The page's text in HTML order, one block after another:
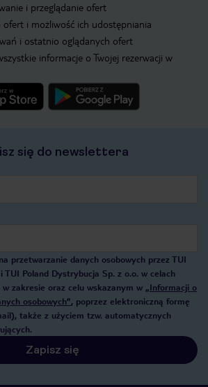
i przeglądanie ofert
i możliwość ich udostępniania
i ostatnio oglądanych ofert
informacje o Twojej rezerwacji w
się do newslettera
przetwarzanie danych osobowych przez TUI
TUI Poland Dystrybucja Sp. z o.o. w celach
zakresie oraz celu wskazanym w „Informacji o
osobowych”, poprzez elektroniczną formę
także z użyciem tzw. automatycznych
Zapisz się